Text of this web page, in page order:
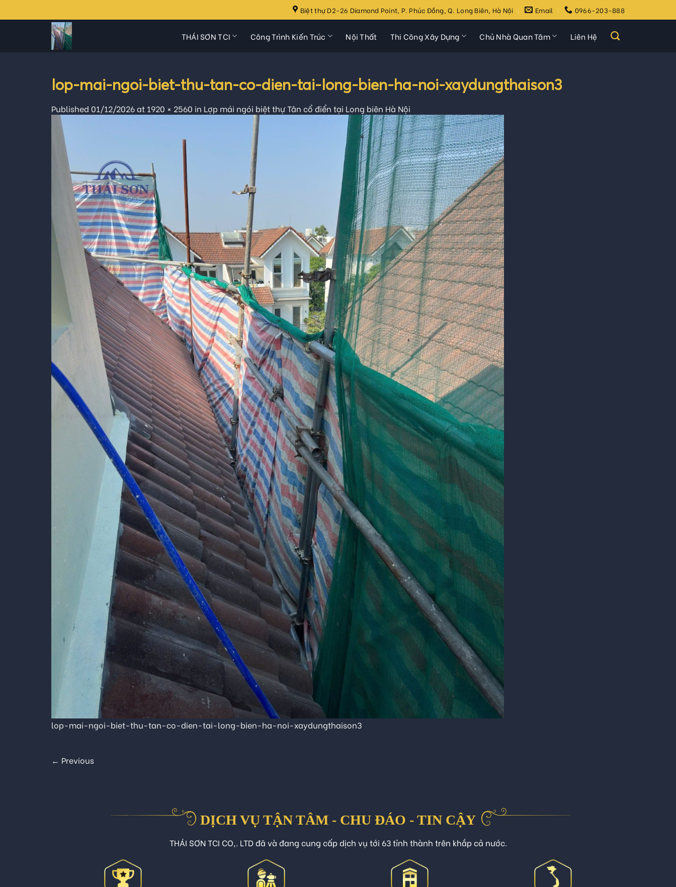
to
Biệt thự D2-26 Diamond Point, P. Phúc Đồng, Q. Long Biên, Hà Nội Email 0966-203-888
THÁI SƠN TCI Công Trình Kiến Trúc Nội Thất Thi Công Xây Dựng Chủ Nhà Quan Tâm Liên Hệ
lop-mai-ngoi-biet-thu-tan-co-dien-tai-long-bien-ha-noi-xaydungthaison3
Published 01/12/2026at 1920 × 2560 in Lợp mái ngói biệt thự Tân cổ điển tại Long biên Hà Nội
lop-mai-ngoi-biet-thu-tan-co-dien-tai-long-bien-ha-noi-xaydungthaison3
← Previous
DỊCH VỤ TẬN TÂM - CHU ĐÁO - TIN CẬY
THÁI SƠN TCI CO,. LTD đã và đang cung cấp dịch vụ tới 63 tỉnh thành trên khắp cả nước.